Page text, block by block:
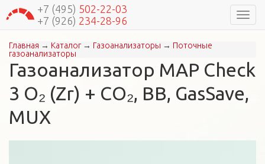
+7 (495) 502-22-03
+7 (926) 234-28-96
Вы здесь
Главная → Каталог→ Газоанализаторы → Поточные
газоанализаторы
Газоанализатор MAP Check
3 О₂ (Zr) + CО₂, BB, GasSave,
MUX